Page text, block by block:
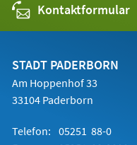
Kontaktformular
STADT PADERBORN
Am Hoppenhof 33
33104 Paderborn
Telefon: 05251 88-0